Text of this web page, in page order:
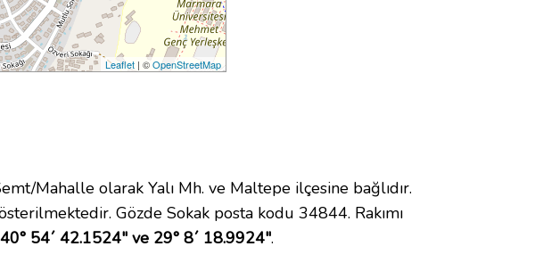
Leaflet | ©OpenStreetMap
Mahalle olarak Yalı Mh. ve Maltepe ilçesine bağlıdır.
Gözde Sokak posta kodu 34844. Rakımı
40° 54´ 42.1524" ve 29° 8´ 18.9924".